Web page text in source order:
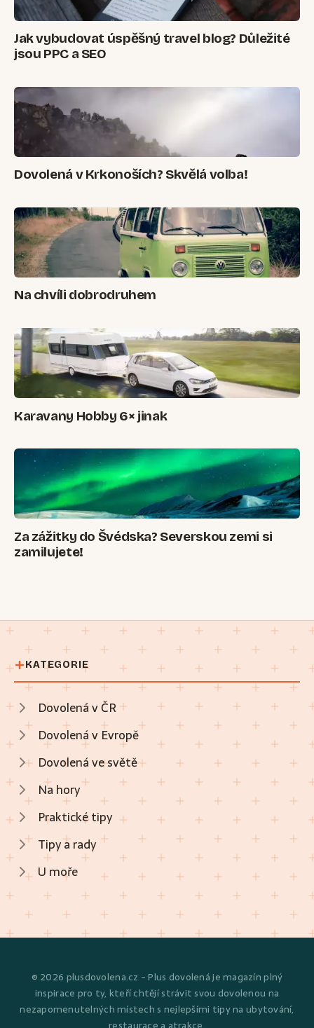
Jak vybudovat úspěšný travel blog? Důležité
jsou PPC a SEO
Dovolená v Krkonoších? Skvělá volba!
Na chvíli dobrodruhem
Karavany Hobby 6× jinak
Za zážitky do Švédska? Severskou zemi si
zamilujete!
KATEGORIE
Dovolená v ČR
Dovolená v Evropě
Dovolená ve světě
Na hory
Praktické tipy
Tipy a rady
U moře
© 2026 plusdovolena.cz - Plus dovolená je magazín plný
inspirace pro ty, kteří chtějí strávit svou dovolenou na
nezapomenutelných místech s nejlepšími tipy na ubytování,
restaurace a atrakce.